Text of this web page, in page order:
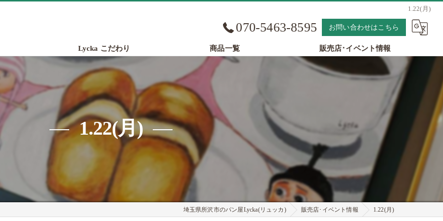
1.22(月)
070-5463-8595 お問い合わせはこちら
Lycka こだわり 商品一覧 販売店･イベント情報
1.22(月)
埼玉県所沢市のパン屋Lycka(リュッカ) 販売店･イベント情報 1.22(月)